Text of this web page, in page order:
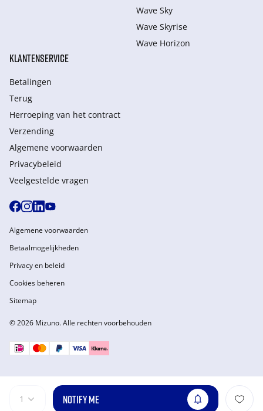
1 NOTIFY ME
Wave Sky
Wave Skyrise
Wave Horizon
KLANTENSERVICE
Betalingen
Terug
Herroeping van het contract
Verzending
Algemene voorwaarden
Privacybeleid
Veelgestelde vragen
© 2026 Mizuno. Alle rechten voorbehouden
Algemene voorwaarden
Betaalmogelijkheden
Privacy en beleid
Cookies beheren
Sitemap